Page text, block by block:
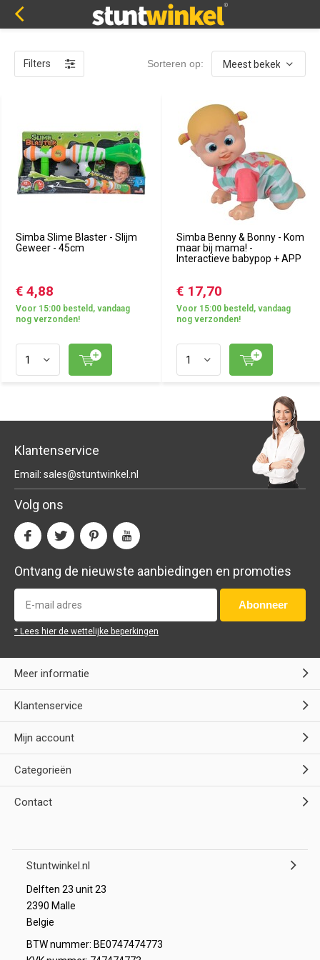
Filters Sorteren op:
Simba Slime Blaster - Slijm
Geweer - 45cm
€ 4,88
Voor 15:00 besteld, vandaag
nog verzonden!
Simba Benny & Bonny - Kom
maar bij mama! -
Interactieve babypop + APP
€ 17,70
Voor 15:00 besteld, vandaag
nog verzonden!
Klantenservice
Email: sales@stuntwinkel.nl
Volg ons
Ontvang de nieuwste aanbiedingen en promoties
Abonneer
* Lees hier de wettelijke beperkingen
Meer informatie
Klantenservice
Mijn account
Categorieën
Contact
Stuntwinkel.nl
Delften 23 unit 23
2390 Malle
Belgie
BTW nummer: BE0747474773